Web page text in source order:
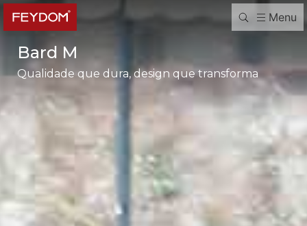
Menu
Bard M
Qualidade que dura, design que transforma